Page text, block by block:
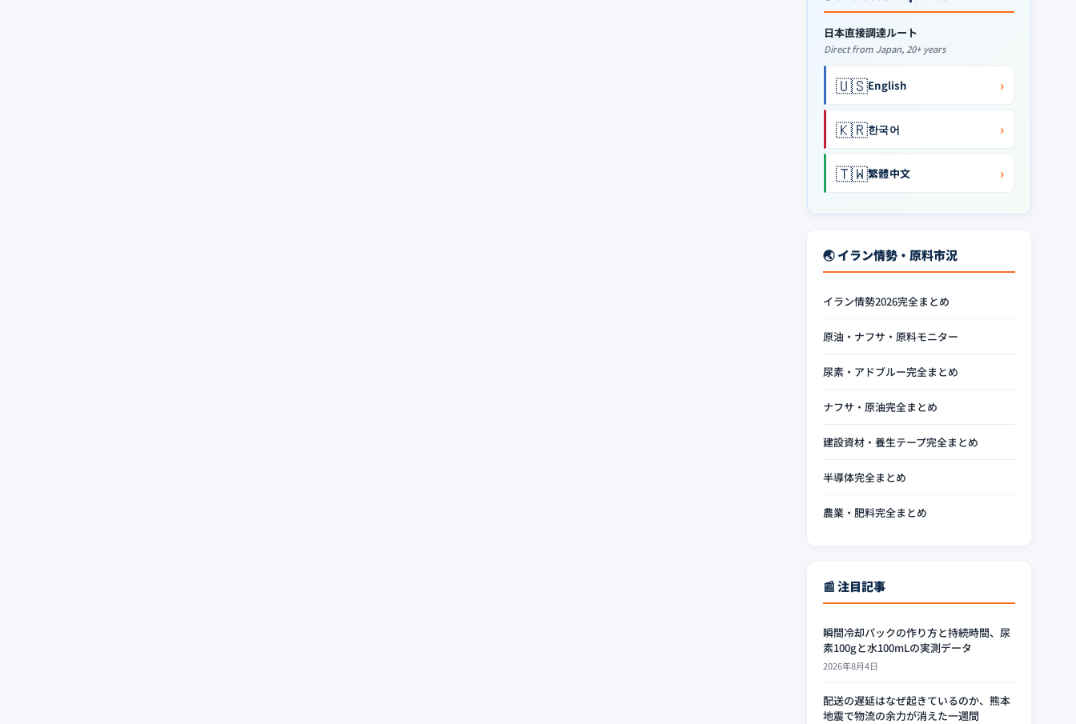
日本直接調達ルート
Direct from Japan, 20+ years
🇺🇸English ›
🇰🇷한국어 ›
🇹🇼繁體中文 ›
🌏 イラン情勢・原料市況
イラン情勢2026完全まとめ
原油・ナフサ・原料モニター
尿素・アドブルー完全まとめ
ナフサ・原油完全まとめ
建設資材・養生テープ完全まとめ
半導体完全まとめ
農業・肥料完全まとめ
📰 注目記事
瞬間冷却パックの作り方と持続時間、尿
素100gと水100mLの実測データ
2026年8月4日
配送の遅延はなぜ起きているのか、熊本
地震で物流の余力が消えた一週間